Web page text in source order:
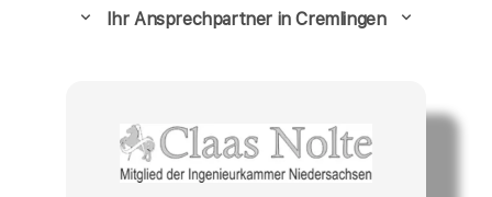
Ihr Ansprechpartner in Cremlingen